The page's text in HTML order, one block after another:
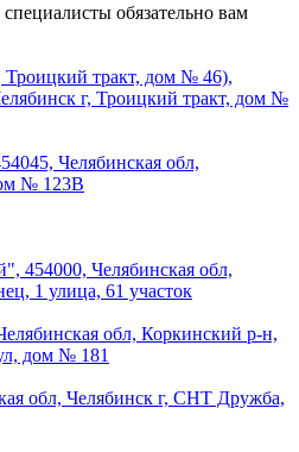
обязательно вам
тракт, дом № 46),
г, Троицкий тракт, дом №
Челябинская обл,
№ 123В
454000, Челябинская обл,
1 улица, 61 участок
обл, Коркинский р-н,
дом № 181
обл, Челябинск г, СНТ Дружба,